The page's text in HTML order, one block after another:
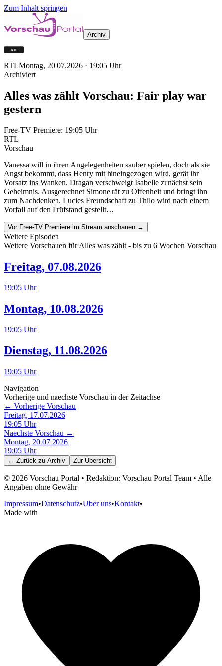
Zum Inhalt springen
Archiv
RTLMontag, 20.07.2026 · 19:05 Uhr
Archiviert
Alles was zählt Vorschau: Fair play war
gestern
Free-TV Premiere: 19:05 Uhr
RTL
Vorschau
Vanessa will in ihren Angelegenheiten sauber spielen, doch als sie
Angst bekommt, dass Henry mit hineingezogen wird, gerät ihr
Vorsatz ins Wanken. Dragan verschweigt Isabelle zunächst sein
Geheimnis. Ausgerechnet Simone rät zu Offenheit und bringt ihn
zum Nachdenken. Lucies Freundschaft zu Thilo wird nach einem
Vorfall auf den Prüfstand gestellt…
Vor Free-TV Premiere im Stream anschauen →
Weitere Episoden
Weitere Vorschauen fürAlles was zählt - bis zu 6 Wochen Vorschau
Freitag, 07.08.2026
19:05 Uhr
Montag, 10.08.2026
19:05 Uhr
Dienstag, 11.08.2026
19:05 Uhr
Navigation
Vorherige und naechste Vorschau in der Zeitachse
← Vorherige Vorschau
Freitag, 17.07.2026
19:05 Uhr
Naechste Vorschau →
Montag, 20.07.2026
19:05 Uhr
← Zurück zu Archiv Zur Übersicht
© 2026 Vorschau Portal • Redaktion: Vorschau Portal Team • Alle
Angaben ohne Gewähr
Impressum•Datenschutz•Über uns•Kontakt•
Made with